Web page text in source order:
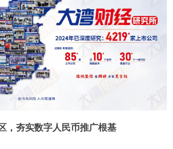
，夯实数字人民币推广根基